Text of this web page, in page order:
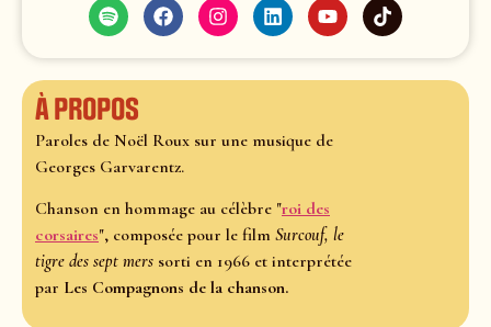
À propos
Paroles de Noël Roux sur une musique de
Georges Garvarentz.
Chanson en hommage au célèbre "roi des
corsaires", composée pour le film Surcouf, le
tigre des sept mers sorti en 1966 et interprétée
par Les Compagnons de la chanson.